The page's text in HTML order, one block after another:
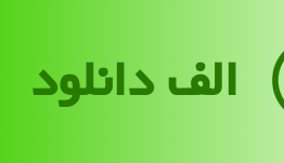
الف دانلود